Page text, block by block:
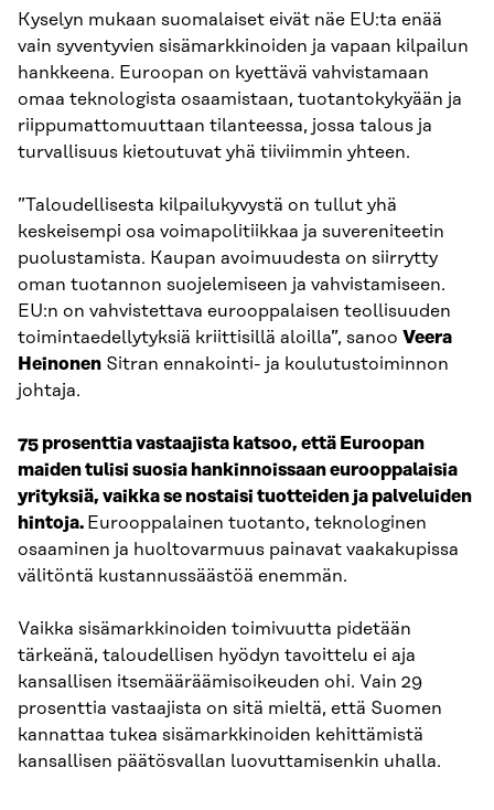
Kyselyn mukaan suomalaiset eivät näe EU:ta enää
vain syventyvien sisämarkkinoiden ja vapaan kilpailun
hankkeena. Euroopan on kyettävä vahvistamaan
omaa teknologista osaamistaan, tuotantokykyään ja
riippumattomuuttaan tilanteessa, jossa talous ja
turvallisuus kietoutuvat yhä tiiviimmin yhteen.
”Taloudellisesta kilpailukyvystä on tullut yhä
keskeisempi osa voimapolitiikkaa ja suvereniteetin
puolustamista. Kaupan avoimuudesta on siirrytty
oman tuotannon suojelemiseen ja vahvistamiseen.
EU:n on vahvistettava eurooppalaisen teollisuuden
toimintaedellytyksiä kriittisillä aloilla”, sanoo Veera
Heinonen Sitran ennakointi- ja koulutustoiminnon
johtaja.
75 prosenttia vastaajista katsoo, että Euroopan
maiden tulisi suosia hankinnoissaan eurooppalaisia
yrityksiä, vaikka se nostaisi tuotteiden ja palveluiden
hintoja. Eurooppalainen tuotanto, teknologinen
osaaminen ja huoltovarmuus painavat vaakakupissa
välitöntä kustannussäästöä enemmän.
Vaikka sisämarkkinoiden toimivuutta pidetään
tärkeänä, taloudellisen hyödyn tavoittelu ei aja
kansallisen itsemääräämisoikeuden ohi. Vain 29
prosenttia vastaajista on sitä mieltä, että Suomen
kannattaa tukea sisämarkkinoiden kehittämistä
kansallisen päätösvallan luovuttamisenkin uhalla.